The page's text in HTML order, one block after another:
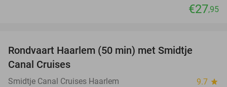
€27,95
Rondvaart Haarlem (50 min) met Smidtje
Canal Cruises
Smidtje Canal Cruises Haarlem 9.7 star